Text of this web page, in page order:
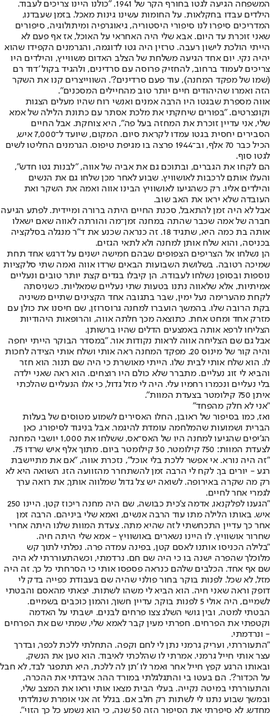
המשפחה הגיעה לגטו בחורף הקר של 1941. "כולנו היינו צריכים לעבוד.
הילדים עבדו בחקלאות. על החומות עשינו גינות מאכל. בזמן שעבדנו,
המדריכים סיפרו לנו סיפורי היסטוריה, גיאוגרפיה ומיתולוגיה, סיפורים
שאני זוכרת עד היום. אבא שלי היה האחראי על האוכל, אז אף פעם לא
הייתי הולכת לישון רעבה. טרזין היה גטו לדוגמה, והגרמנים הקפידו שהוא
יהיה נקי. יום אחד הגיעה משלחת של הצלב האדום משווייץ, והילדים היו
צריכים לעמוד ברחוב, להחזיק פרוסה עם סרדינים, ולהגיד בקול 'דוד רם
(שמו של מפקד המחנה), עוד פעם סרדינים?'. השווייצרים קנו את השקר
הזה ואמרו שהיהודים חיים יותר טוב מהחיילים המסכנים".
אווה מספרת שבגטו היו הרבה אמנים ואנשי רוח שהיו מעלים הצגות
וקונצרטים. "בפורים שיחקתי את מלכת אסתר עם כתונת הלילה של אמא
שלי, אני עדיין זוכרת את המחזה בעל פה", היא צוחקת. אבל החיים
הסבירים יחסית בגטו עמדו לקראת סיום. המקום, שיועד ל־7,000 איש,
הכיל כבר 70 אלף, וב־1944 פרצה בו מגיפת טיפוס. הגרמנים החליטו לשים
לגטו סוף.
הם לקחו את הגברים, ובתוכם גם את אביה של אווה, "לבנות גטו חדש",
והעלו אותם לרכבות לאושוויץ. שבוע לאחר מכן שלחו גם את הנשים
והילדים אליו. רק כשהגיעו לאושוויץ הבינו אווה ואמה את השקר ואת
העובדה שלא יראו את האב שוב.
אבל לא היה זמן להתאבל, סכנת החיים היתה ברורה ומיידית. לפתע הגיעה
חברה של אמה שכבר שהתה במחנה זמן־מה והורתה לאווה שאם ישאלו
אותה בת כמה היא, שתגיד 18. זה כנראה שכנע את ד"ר מנגלה בסלקציה
בכניסה, והוא שלח אותן למחנה ולא לתאי הגזים.
הן נשלחו אל הצריפים הצפופים שבהם חמישה ישנים על דרגש אחד תחת
שמיכה רטובה. בשלושת השבועות הבאים שרדו אווה ואמה שתי סלקציות
נוספות ובסופן נשלחו לעבודה. הן קיבלו בגדים קצת יותר טובים ונעליים
אמיתיות, אלא שלאווה נתנו בטעות שתי נעליים שמאליות. כשניסתה
לקחת מהערימה נעל ימין, שבר בתגובה אחד הקצינים שתיים משיניה
בקת הרובה שלו. בהמשך הועברו למחנה גרוסרוזן, שם חיסנו את כולן עם
מזרק אחד ומחט אחת. כתוצאה מכך חלתה אווה, והרופאות היהודיות
הצליחו לרפא אותה באמצעים הדלים שהיו ברשותן.
אבל גם שם הצליחה אווה לראות נקודות אור. "במסדר הבוקר הייתי יחפה
והיה קור של מינוס 20. מפקד המחנה ראה אותי ושלח אותי הצידה לחכות
לו. הוא שלח אותי לבית שלו. הייתי מאושרת כי היה שם תנור. הוא חזר
והביא לי זוג נעליים. מתברר שלא כולם היו רוצחים. הוא ראה שאני ילדה
בלי נעליים ונכמרו רחמיו עלי. היה לי מזל גדול, כי אלו הנעליים שהלכתי
איתן 750 קילומטר בצעדת המוות".
"אני לא חלק מהפחד"
ואז, כמו בסיפור של ראובן, החלו האסירים לשמוע מטוסים של בעלות
הברית ושמועות שהמלחמה עומדת להיגמר. אבל בניגוד לסיפורו, כאן
הג'יפים שהגיעו למחנה היו של האס־אס, ששלחו את 1,000 יושבי המחנה
לצעדת המוות: 750 קילומטר, 30 קילומטר ביום. מתוך אלף איש שרדו 75.
"זה היה נורא. אי אפשר ללכת בלי אוכל", נזכרת אווה, "אם את מתיישבת
רגע - יורים בך. לקח לי הרבה זמן להשתחרר מהזוועה הזו. השואה היא לא
רק מה שקרה באירופה. לשואה יש צל גדול שמלווה אותך, את רואה ערך
לגמרי אחר לחיים.
"הגענו לפלקנאו, אדמה צ'כית כבושה, שם היה מחנה ריכוז קטן. היינו 250
איש. באותו הלילה מתו עוד הרבה אנשים, ואמא שלי ביניהם. הרבה זמן
אחר כך עדיין התכחשתי לזה שהיא מתה. צעדת המוות שלנו היתה אחרי
שחרור אושוויץ. לו היינו נשארים באושוויץ - אמא שלי היתה חיה.
"בלילה הכניסו אותנו לאסם קטן, בפינה עמדה פרה. נפלתי לתוך קש
מלוכלך שהפרה ישנה בו כי היה שם חם. נרדמתי, וכשהתעוררתי לא היה
שם אף אחד. הכלבים שלהם כנראה פספסו אותי כי הסרחתי כל כך. זה היה
מזל, לא שכל. לפנות בוקר בחור פולני שהיה שם בעבודת כפייה בדק לי
דופק וראה שאני חיה. הוא הביא לי משהו לשתות. יצאתי מהאסם והבטתי
לשמיים, היה אולי 5 לפנות בוקר, עדיין חשוך, והמון כוכבים בשמיים.
הבטתי למטה, ובין גושי השלג צצו פרחים לבנים. ישבתי על האדמה
וקטפתי את הפרחים. חפרתי מעין קבר לאמא שלי, שמתי שם את הפרחים
- ונרדמתי.
"התעוררתי, ועריק גרמני נתן לי לחם וקפה. התחלתי ללכת לכפר, ובדרך
עצר אותי חייל גרמני. אמרתי לו שהלכתי לאיבוד. הוא טען את הנשק,
ובאותו הרגע קפץ חייל אחר ואמר לו 'תן לה ללכת, היא תתפגר לבד, לא חבל
על הכדור?'. הם בעטו בי והתגלגלתי במורד ההר. איבדתי את ההכרה,
והתעוררתי במיטה נקייה. בעלי הבית מצאו אותי וראו את המצב שלי,
ובמשך שבוע נתנו לי לשתות רק חלב אם. בגלל זה אני אומרת שנולדתי
מחדש. לא סיפרתי את הסיפור הזה 50 שנה, כי הוא נשמע כל כך הזוי".